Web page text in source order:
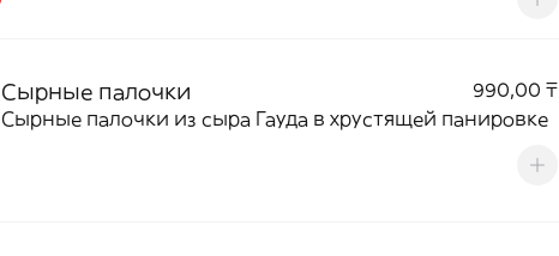
Сырные палочки
990,00 ₸
Сырные палочки из сыра Гауда в хрустящей панировке